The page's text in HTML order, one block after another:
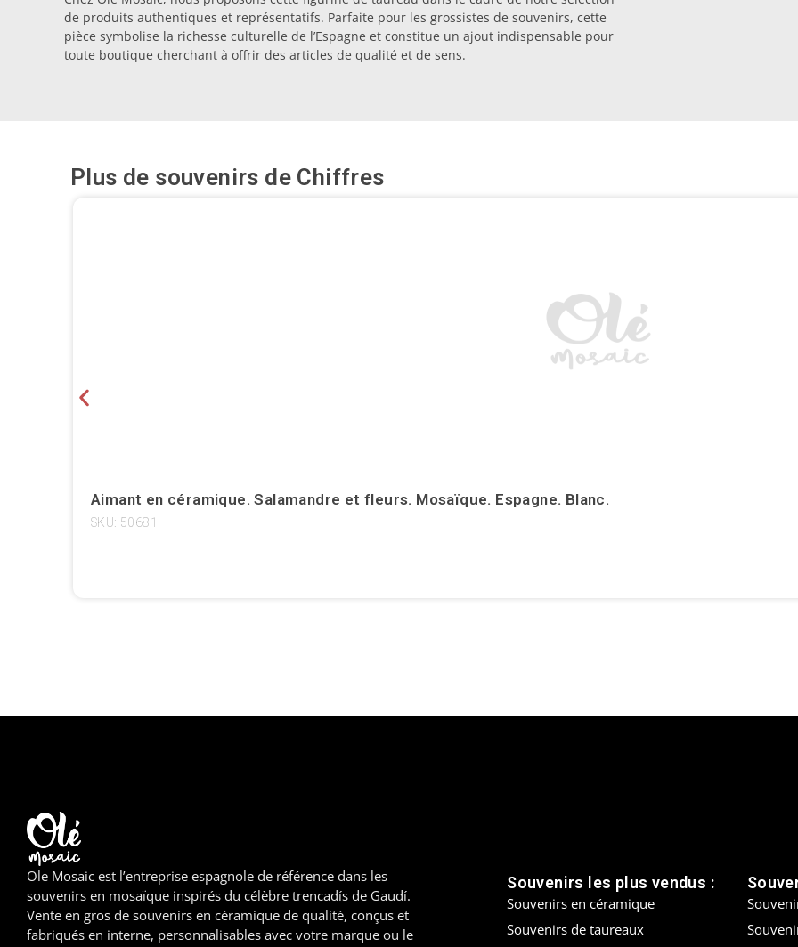
de produits authentiques et représentatifs. Parfaite pour les grossistes de souvenirs, cette
pièce symbolise la richesse culturelle de l’Espagne et constitue un ajout indispensable pour
toute boutique cherchant à offrir des articles de qualité et de sens.
Plus de souvenirs de Chiffres
Aimant en céramique. Salamandre et fleurs. Mosaïque. Espagne. Blanc.
SKU: 50681
Ole Mosaic est l’entreprise espagnole de référence dans les
souvenirs en mosaïque inspirés du célèbre trencadís de Gaudí.
Vente en gros de souvenirs en céramique de qualité, conçus et
fabriqués en interne, personnalisables avec votre marque ou le
Souvenirs les plus vendus :
Souvenirs en céramique
Souvenirs de taureaux